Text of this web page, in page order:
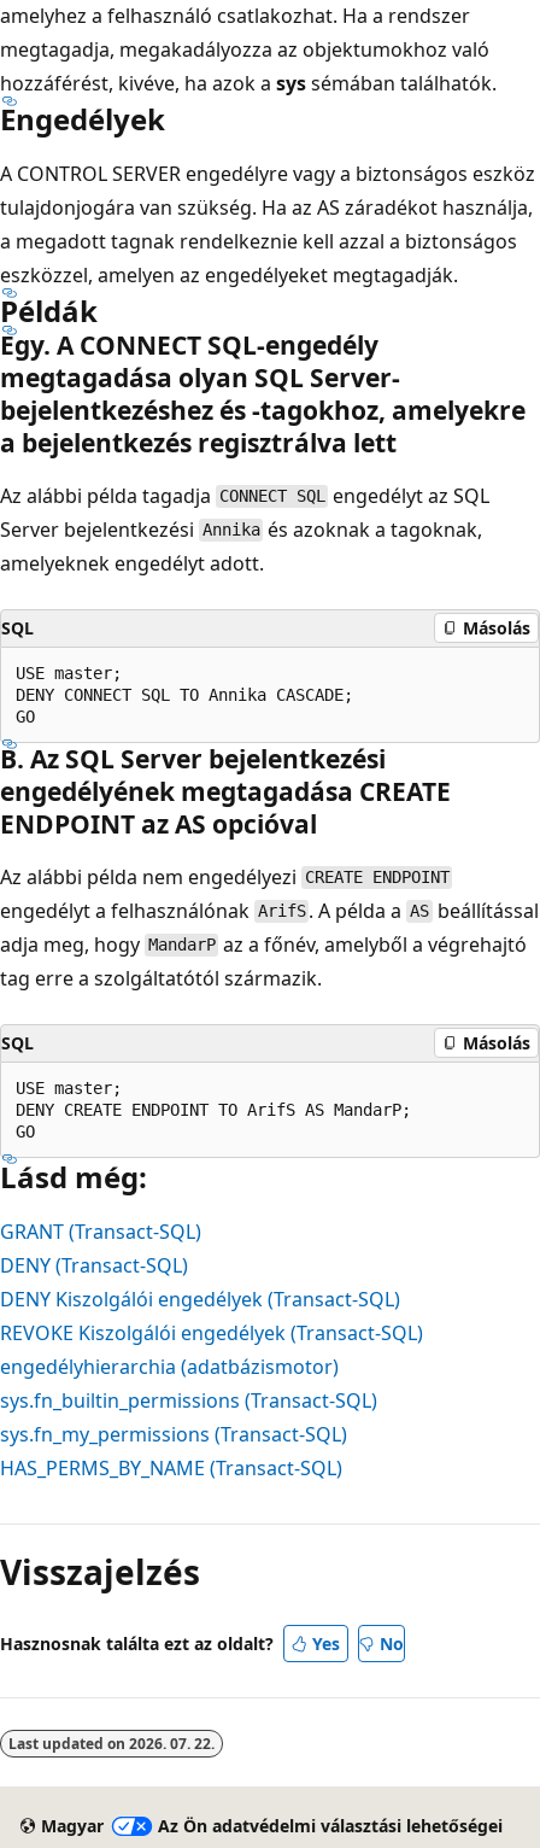
amelyhez a felhasználó csatlakozhat. Ha a rendszer
megtagadja, megakadályozza az objektumokhoz való
hozzáférést, kivéve, ha azok a syssémában találhatók.
Engedélyek
A CONTROL SERVER engedélyre vagy a biztonságos eszköz
tulajdonjogára van szükség. Ha az AS záradékot használja,
a megadott tagnak rendelkeznie kell azzal a biztonságos
eszközzel, amelyen az engedélyeket megtagadják.
Példák
Egy. A CONNECT SQL-engedély
megtagadása olyan SQL Server-
bejelentkezéshez és -tagokhoz, amelyekre
a bejelentkezés regisztrálva lett
Az alábbi példa tagadja CONNECT SQL engedélyt az SQL
Server bejelentkezési Annika és azoknak a tagoknak,
amelyeknek engedélyt adott.
SQL Másolás
USE master;
DENY CONNECT SQL TO Annika CASCADE;
B. Az SQL Server bejelentkezési
engedélyének megtagadása CREATE
ENDPOINT az AS opcióval
Az alábbi példa nem engedélyezi CREATE ENDPOINT
engedélyt a felhasználónak ArifS . A példa aASbeállítással
adja meg, hogy MandarP az a főnév, amelyből a végrehajtó
tag erre a szolgáltatótól származik.
SQL Másolás
USE master;
DENY CREATE ENDPOINT TO ArifS AS MandarP;
Lásd még:
GRANT (Transact-SQL)
DENY (Transact-SQL)
DENY Kiszolgálói engedélyek (Transact-SQL)
REVOKE Kiszolgálói engedélyek (Transact-SQL)
engedélyhierarchia (adatbázismotor)
sys.fn_builtin_permissions (Transact-SQL)
sys.fn_my_permissions (Transact-SQL)
HAS_PERMS_BY_NAME (Transact-SQL)
Visszajelzés
Hasznosnak találta ezt az oldalt? Yes No
Last updated on 2026. 07. 22.
Magyar Az Ön adatvédelmi választási lehetőségei